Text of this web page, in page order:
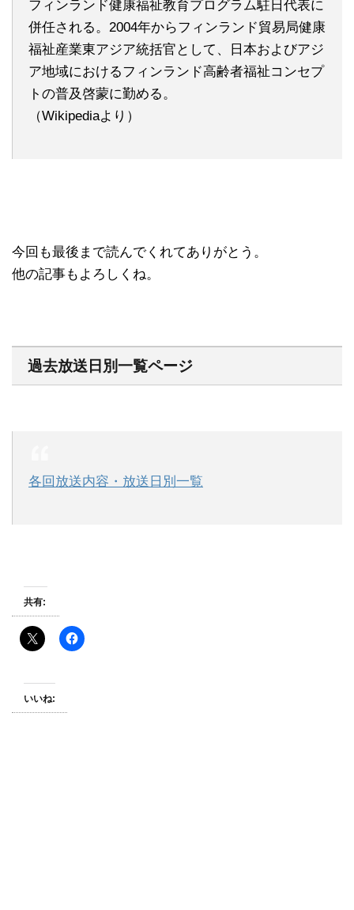
フィンランド健康福祉教育プログラム駐日代表に
併任される。2004年からフィンランド貿易局健康
福祉産業東アジア統括官として、日本およびアジ
ア地域におけるフィンランド高齢者福祉コンセプ
トの普及啓蒙に勤める。
（Wikipediaより）
今回も最後まで読んでくれてありがとう。
他の記事もよろしくね。
過去放送日別一覧ページ
各回放送内容・放送日別一覧
共有:
いいね: